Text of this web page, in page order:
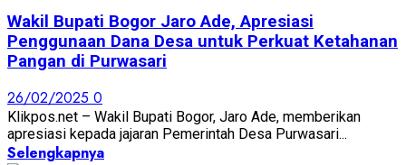
Wakil Bupati Bogor Jaro Ade, Apresiasi
Penggunaan Dana Desa untuk Perkuat Ketahanan
Pangan di Purwasari
26/02/2025 0
Klikpos.net – Wakil Bupati Bogor, Jaro Ade, memberikan
apresiasi kepada jajaran Pemerintah Desa Purwasari...
Selengkapnya